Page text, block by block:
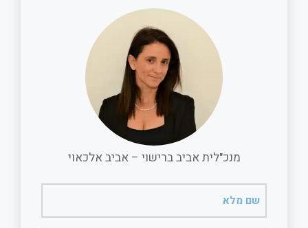
o
k
l
e
מנכ"לית אביב ברישוי – אביב אלכאוי
מלא